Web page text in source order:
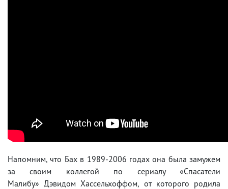
Напомним, что Бах в 1989-2006 годах она была замужем
за своим коллегой по сериалу «Спасатели
Малибу» Дэвидом Хассельхоффом, от которого родила